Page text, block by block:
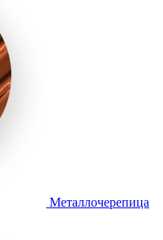
Металлочерепица